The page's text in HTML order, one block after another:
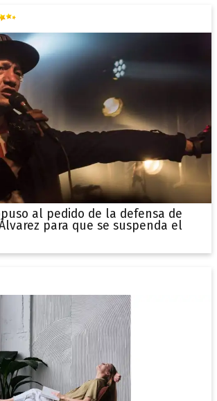
al pedido de la defensa de
para que se suspenda el